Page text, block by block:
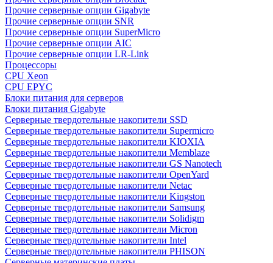
Прочие серверные опции Gigabyte
Прочие серверные опции SNR
Прочие серверные опции SuperMicro
Прочие серверные опции AIC
Прочие серверные опции LR-Link
Процессоры
CPU Xeon
CPU EPYC
Блоки питания для серверов
Блоки питания Gigabyte
Серверные твердотельные накопители SSD
Cерверные твердотельные накопители Supermicro
Cерверные твердотельные накопители KIOXIA
Cерверные твердотельные накопители Memblaze
Cерверные твердотельные накопители GS Nanotech
Серверные твердотельные накопители OpenYard
Серверные твердотельные накопители Netac
Cерверные твердотельные накопители Kingston
Cерверные твердотельные накопители Samsung
Cерверные твердотельные накопители Solidigm
Cерверные твердотельные накопители Micron
Cерверные твердотельные накопители Intel
Cерверные твердотельные накопители PHISON